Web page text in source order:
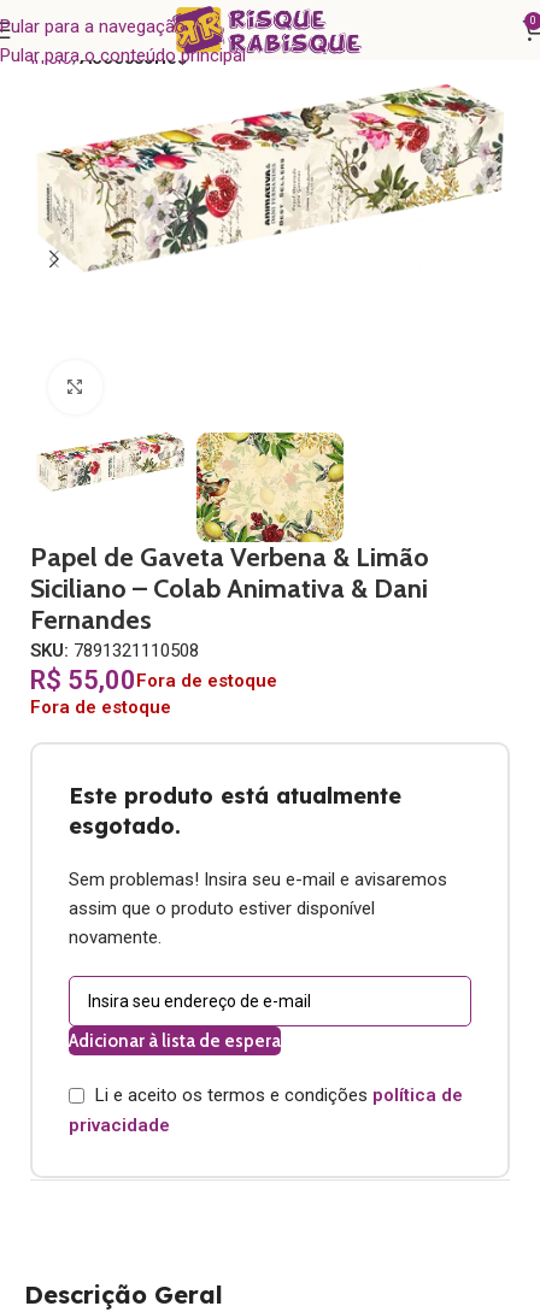
Pular para a navegação
Pular para o conteúdo principal
0
Início Accessories
Papel de Gaveta Verbena & Limão
Siciliano – Colab Animativa & Dani
Fernandes
SKU: 7891321110508
R$ 55,00 Fora de estoque
Fora de estoque
Este produto está atualmente
esgotado.
Sem problemas! Insira seu e-mail e avisaremos
assim que o produto estiver disponível
novamente.
Adicionar à lista de espera
Li e aceito os termos e condições política de
privacidade
Descrição Geral